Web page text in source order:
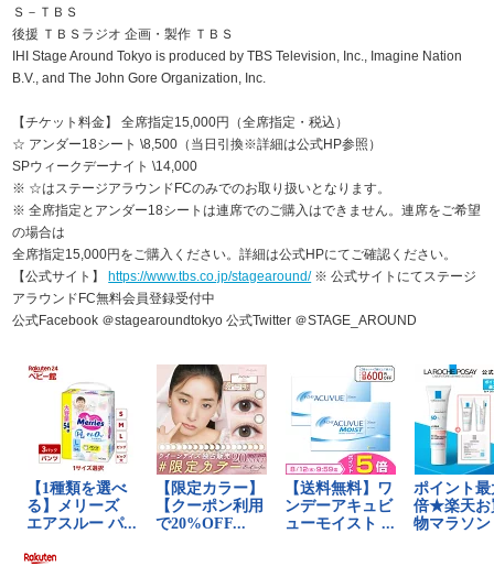
Ｓ－ＴＢＳ
後援 ＴＢＳラジオ 企画・製作 ＴＢＳ
IHI Stage Around Tokyo is produced by TBS Television, Inc., Imagine Nation
B.V., and The John Gore Organization, Inc.
【チケット料金】 全席指定15,000円（全席指定・税込）
☆ アンダー18シート \8,500（当日引換※詳細は公式HP参照）
SPウィークデーナイト \14,000
※ ☆はステージアラウンドFCのみでのお取り扱いとなります。
※ 全席指定とアンダー18シートは連席でのご購入はできません。連席をご希望
の場合は
全席指定15,000円をご購入ください。詳細は公式HPにてご確認ください。
【公式サイト】 https://www.tbs.co.jp/stagearound/※ 公式サイトにてステージ
アラウンドFC無料会員登録受付中
公式Facebook ＠stagearoundtokyo 公式Twitter ＠STAGE_AROUND